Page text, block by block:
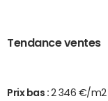
Tendance ventes
Prix bas : 2 346 €/m2